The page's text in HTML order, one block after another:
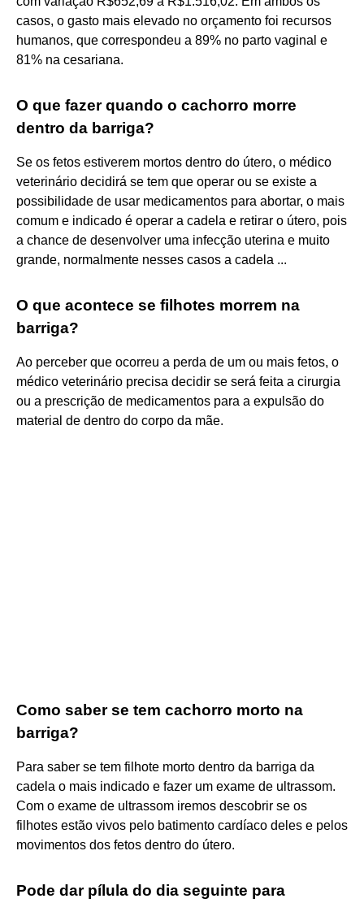
casos, o gasto mais elevado no orçamento foi recursos
humanos, que correspondeu a 89% no parto vaginal e
81% na cesariana.
O que fazer quando o cachorro morre
dentro da barriga?
Se os fetos estiverem mortos dentro do útero, o médico
veterinário decidirá se tem que operar ou se existe a
possibilidade de usar medicamentos para abortar, o mais
comum e indicado é operar a cadela e retirar o útero, pois
a chance de desenvolver uma infecção uterina e muito
grande, normalmente nesses casos a cadela ...
O que acontece se filhotes morrem na
barriga?
Ao perceber que ocorreu a perda de um ou mais fetos, o
médico veterinário precisa decidir se será feita a cirurgia
ou a prescrição de medicamentos para a expulsão do
material de dentro do corpo da mãe.
Como saber se tem cachorro morto na
barriga?
Para saber se tem filhote morto dentro da barriga da
cadela o mais indicado e fazer um exame de ultrassom.
Com o exame de ultrassom iremos descobrir se os
filhotes estão vivos pelo batimento cardíaco deles e pelos
movimentos dos fetos dentro do útero.
Pode dar pílula do dia seguinte para